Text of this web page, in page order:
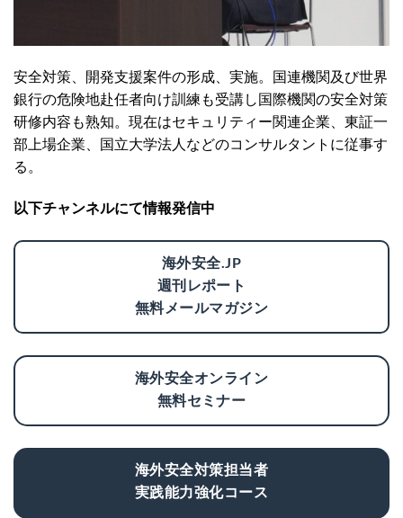
安全対策、開発支援案件の形成、実施。国連機関及び世界
銀行の危険地赴任者向け訓練も受講し国際機関の安全対策
研修内容も熟知。現在はセキュリティー関連企業、東証一
部上場企業、国立大学法人などのコンサルタントに従事す
る。
以下チャンネルにて情報発信中
海外安全.JP
週刊レポート
無料メールマガジン
海外安全オンライン
無料セミナー
海外安全対策担当者
実践能力強化コース